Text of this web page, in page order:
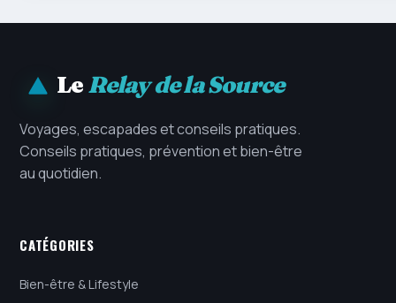
LeRelay de la Source
Voyages, escapades et conseils pratiques.
Conseils pratiques, prévention et bien-être
au quotidien.
CATÉGORIES
Bien-être & Lifestyle